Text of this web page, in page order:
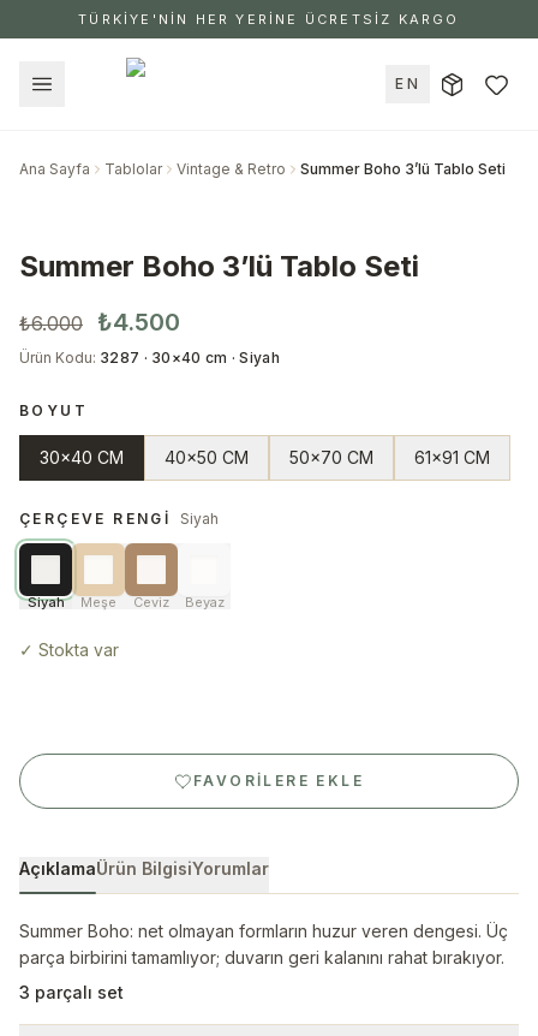
TÜRKİYE'NİN HER YERİNE ÜCRETSİZ KARGO
EN
Ana Sayfa Tablolar Vintage & Retro Summer Boho 3’lü Tablo Seti
Summer Boho 3’lü Tablo Seti
₺6.000 ₺4.500
Ürün Kodu: 3287 · 30×40 cm · Siyah
BOYUT
30x40 CM 40x50 CM 50x70 CM 61x91 CM
ÇERÇEVE RENGI Siyah
Siyah Meşe Ceviz Beyaz
✓ Stokta var
FAVORILERE EKLE
AçıklamaÜrün BilgisiYorumlar
Summer Boho: net olmayan formların huzur veren dengesi. Üç
parça birbirini tamamlıyor; duvarın geri kalanını rahat bırakıyor.
3 parçalı set